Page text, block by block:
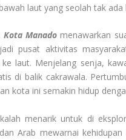
laut yang seolah tak ada
Kota Manado menawarkan
pusat aktivitas
ke laut. Menjelang senja,
di balik cakrawala.
kota ini semakin hidup
menarik untuk di
Arab mewarnai